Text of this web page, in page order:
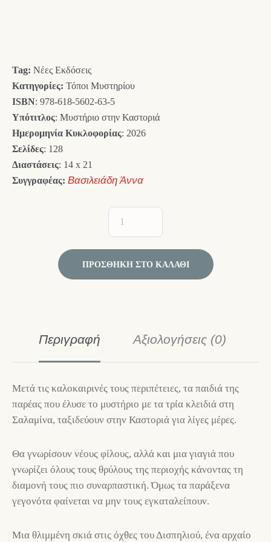
9,00 €.
Tag: Νέες Εκδόσεις
Κατηγορίες: Τόποι Μυστηρίου
ISBN: 978-618-5602-63-5
Υπότιτλος: Μυστήριο στην Καστοριά
Ημερομηνία Κυκλοφορίας: 2026
Σελίδες: 128
Διαστάσεις: 14 x 21
Συγγραφέας: Βασιλειάδη Άννα
ΠΡΟΣΘΉΚΗ ΣΤΟ ΚΑΛΆΘΙ
Περιγραφή Αξιολογήσεις (0)
Μετά τις καλοκαιρινές τους περιπέτειες, τα παιδιά της
παρέας που έλυσε το μυστήριο με τα τρία κλειδιά στη
Σαλαμίνα, ταξιδεύουν στην Καστοριά για λίγες μέρες.
Θα γνωρίσουν νέους φίλους, αλλά και μια γιαγιά που
γνωρίζει όλους τους θρύλους της περιοχής κάνοντας τη
διαμονή τους πιο συναρπαστική. Όμως τα παράξενα
γεγονότα φαίνεται να μην τους εγκαταλείπουν.
Μια θλιμμένη σκιά στις όχθες του Δισπηλιού, ένα αρχαίο